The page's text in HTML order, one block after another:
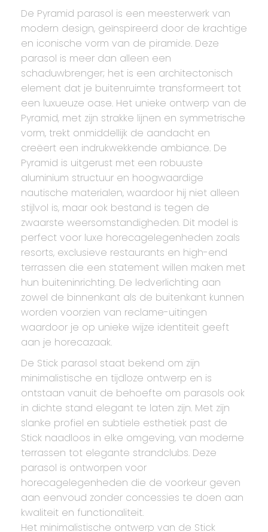
De Pyramid parasol is een meesterwerk van
modern design, geïnspireerd door de krachtige
en iconische vorm van de piramide. Deze
parasol is meer dan alleen een
schaduwbrenger; het is een architectonisch
element dat je buitenruimte transformeert tot
een luxueuze oase. Het unieke ontwerp van de
Pyramid, met zijn strakke lijnen en symmetrische
vorm, trekt onmiddellijk de aandacht en
creëert een indrukwekkende ambiance. De
Pyramid is uitgerust met een robuuste
aluminium structuur en hoogwaardige
nautische materialen, waardoor hij niet alleen
stijlvol is, maar ook bestand is tegen de
zwaarste weersomstandigheden. Dit model is
perfect voor luxe horecagelegenheden zoals
resorts, exclusieve restaurants en high-end
terrassen die een statement willen maken met
hun buiteninrichting. De ledverlichting aan
zowel de binnenkant als de buitenkant kunnen
worden voorzien van reclame-uitingen
waardoor je op unieke wijze identiteit geeft
aan je horecazaak.
De Stick parasol staat bekend om zijn
minimalistische en tijdloze ontwerp en is
ontstaan vanuit de behoefte om parasols ook
in dichte stand elegant te laten zijn. Met zijn
slanke profiel en subtiele esthetiek past de
Stick naadloos in elke omgeving, van moderne
terrassen tot elegante strandclubs. Deze
parasol is ontworpen voor
horecagelegenheden die de voorkeur geven
aan eenvoud zonder concessies te doen aan
kwaliteit en functionaliteit.
Het minimalistische ontwerp van de Stick